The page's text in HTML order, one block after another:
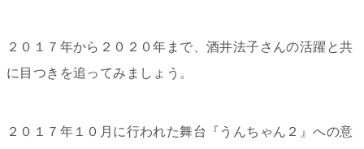
２０１７年から２０２０年まで、酒井法子さんの活躍と共
に目つきを追ってみましょう。
２０１７年１０月に行われた舞台『うんちゃん２』への意